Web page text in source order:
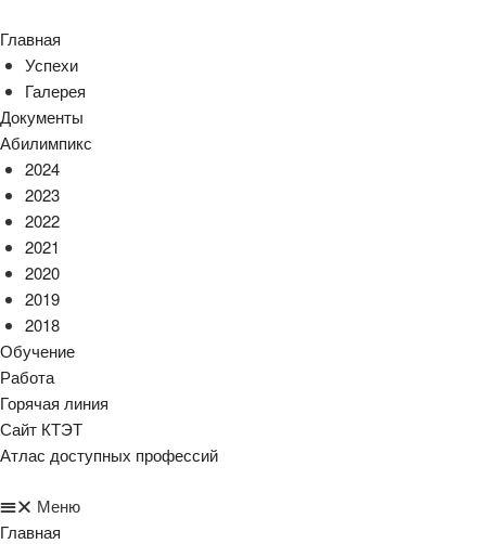
Главная
Успехи
Галерея
Документы
Абилимпикс
2024
2023
2022
2021
2020
2019
2018
Обучение
Работа
Горячая линия
Сайт КТЭТ
Атлас доступных профессий
Меню
Главная